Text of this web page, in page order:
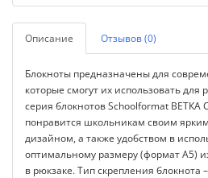
Описание Отзывов (0)
Блокноты предназначены для
которые смогут их использовать для
серия блокнотов Schoolformat
понравится школьникам своим
дизайном, а также удобством в
оптимальному размеру (формат А5)
в рюкзаке. Тип скрепления блокнота